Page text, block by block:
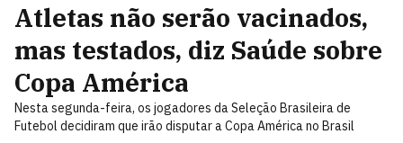
Atletas não serão vacinados,
mas testados, diz Saúde sobre
Copa América
Nesta segunda-feira, os jogadores da Seleção Brasileira de
Futebol decidiram que irão disputar a Copa América no Brasil